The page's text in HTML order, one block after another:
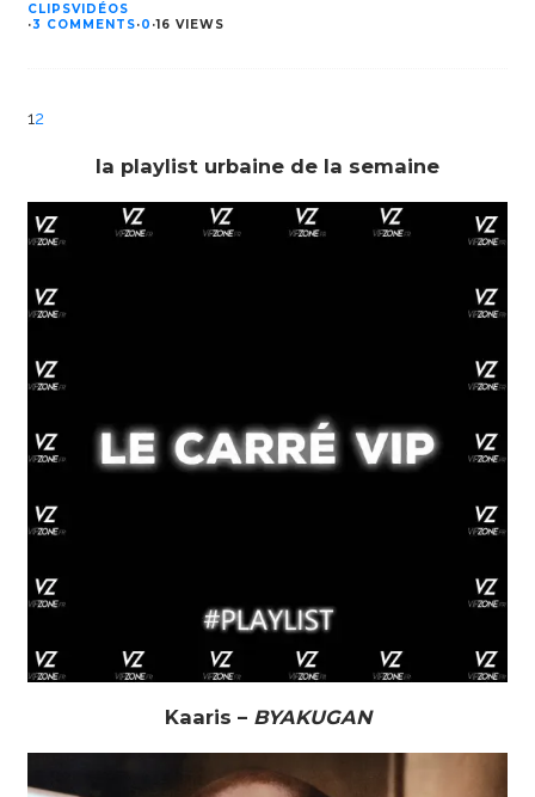
CLIPSVIDÉOS
·3 COMMENTS·0 ·16 VIEWS
12
la playlist urbaine de la semaine
Kaaris – BYAKUGAN